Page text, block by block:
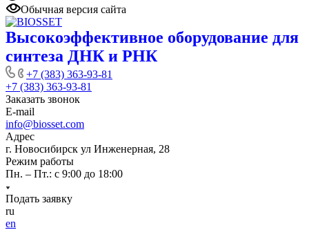
Обычная версия сайта
Высокоэффективное оборудование для
синтеза ДНК и РНК
+7 (383) 363-93-81
+7 (383) 363-93-81
Заказать звонок
E-mail
info@biosset.com
Адрес
г. Новосибирск ул Инженерная, 28
Режим работы
Пн. – Пт.: с 9:00 до 18:00
Подать заявку
ru
en